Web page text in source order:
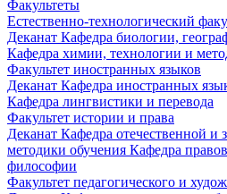
Факультеты
Естественно-технологический
Деканат Кафедра биологии,
Кафедра химии, технологии и
Факультет иностранных языков
Деканат Кафедра иностранных
Кафедра лингвистики и перевода
Факультет истории и права
Деканат Кафедра отечественной и
методики обучения Кафедра
философии
Факультет педагогического и